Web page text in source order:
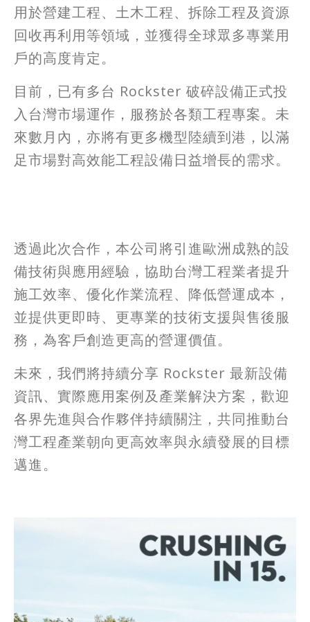
用於營建工程、土木工程、拆除工程及資源
回收再利用等領域，並獲得全球眾多專業用
戶的高度肯定。
目前，已有多台 Rockster 破碎設備正式投
入台灣市場運作，服務於各類工程專案。未
來數月內，亦將有更多機型陸續到港，以滿
足市場對高效能工程設備日益增長的需求。
透過此次合作，本公司將引進歐洲成熟的設
備技術與應用經驗，協助台灣工程業者提升
施工效率、優化作業流程、降低營運成本，
並提供更即時、更專業的技術支援與售後服
務，為客戶創造更高的營運價值。
未來，我們將持續分享 Rockster 最新設備
資訊、實際應用案例及產業解決方案，歡迎
各界先進與合作夥伴持續關注，共同推動台
灣工程產業朝向更高效率與永續發展的目標
邁進。